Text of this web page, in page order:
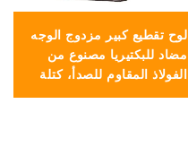
لوح تقطيع كبير مزدوج الوجه
مضاد للبكتيريا مصنوع من
الفولاذ المقاوم للصدأ، كتلة